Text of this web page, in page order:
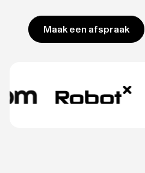
Maak een afspraak